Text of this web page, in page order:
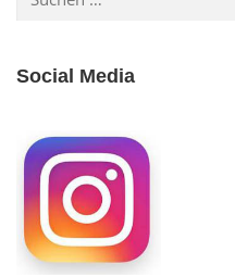
nach:
Social Media